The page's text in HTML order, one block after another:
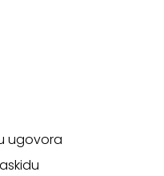
ugovora